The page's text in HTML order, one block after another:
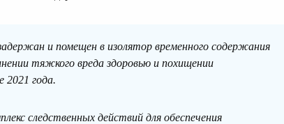
и помещен в изолятор временного содержания
тяжкого вреда здоровью и похищении
2021 года.
следственных действий для обеспечения